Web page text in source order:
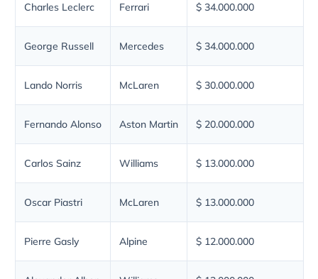
Charles Leclerc Ferrari $ 34.000.000
George Russell Mercedes $ 34.000.000
Lando Norris McLaren $ 30.000.000
Fernando Alonso Aston Martin $ 20.000.000
Carlos Sainz Williams $ 13.000.000
Oscar Piastri McLaren $ 13.000.000
Pierre Gasly Alpine $ 12.000.000